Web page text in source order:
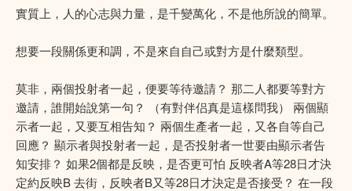
實質上，人的心志與力量，是千變萬化，不是他所說的簡單。
想要一段關係更和調，不是來自自己或對方是什麼類型。
莫非，兩個投射者一起，便要等待邀請？ 那二人都要等對方
邀請，誰開始說第一句？ （有對伴侣真是這樣問我） 兩個顯
示者一起，又要互相告知？ 兩個生產者一起，又各自等自己
回應？ 顯示者與投射者一起，是否投射者一世要由顯示者告
知安排？ 如果2個都是反映，是否更可怕 反映者A等28日才決
定約反映B 去街，反映者B又等28日才決定是否接受？ 在一段